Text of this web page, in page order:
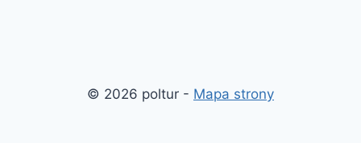
© 2026 poltur - Mapa strony